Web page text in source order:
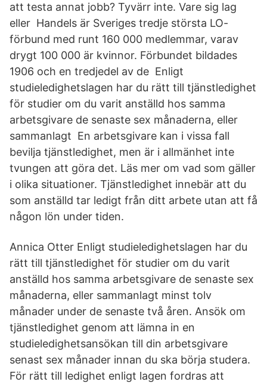
att testa annat jobb? Tyvärr inte. Vare sig lag
eller Handels är Sveriges tredje största LO-
förbund med runt 160 000 medlemmar, varav
drygt 100 000 är kvinnor. Förbundet bildades
1906 och en tredjedel av de Enligt
studieledighetslagen har du rätt till tjänstledighet
för studier om du varit anställd hos samma
arbetsgivare de senaste sex månaderna, eller
sammanlagt En arbetsgivare kan i vissa fall
bevilja tjänstledighet, men är i allmänhet inte
tvungen att göra det. Läs mer om vad som gäller
i olika situationer. Tjänstledighet innebär att du
som anställd tar ledigt från ditt arbete utan att få
någon lön under tiden.
Annica Otter Enligt studieledighetslagen har du
rätt till tjänstledighet för studier om du varit
anställd hos samma arbetsgivare de senaste sex
månaderna, eller sammanlagt minst tolv
månader under de senaste två åren. Ansök om
tjänstledighet genom att lämna in en
studieledighetsansökan till din arbetsgivare
senast sex månader innan du ska börja studera.
För rätt till ledighet enligt lagen fordras att